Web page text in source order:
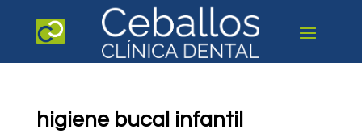
higiene bucal infantil